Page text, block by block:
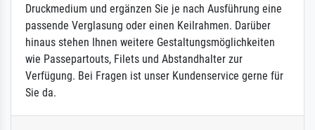
Druckmedium und ergänzen Sie je nach Ausführung eine
passende Verglasung oder einen Keilrahmen. Darüber
hinaus stehen Ihnen weitere Gestaltungsmöglichkeiten
wie Passepartouts, Filets und Abstandhalter zur
Verfügung. Bei Fragen ist unser Kundenservice gerne für
Sie da.